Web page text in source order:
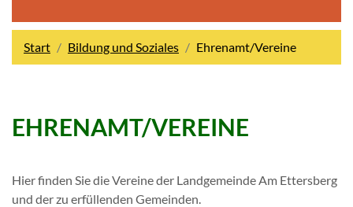
Start Bildung und Soziales Ehrenamt/Vereine
EHRENAMT/VEREINE
Hier finden Sie die Vereine der Landgemeinde Am Ettersberg
und der zu erfüllenden Gemeinden.